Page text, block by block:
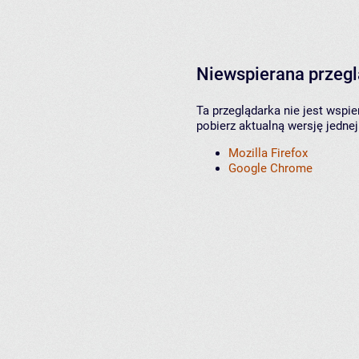
Niewspierana
Ta przeglądarka nie jest
pobierz aktualną wersję
Mozilla Firefox
Google Chrome